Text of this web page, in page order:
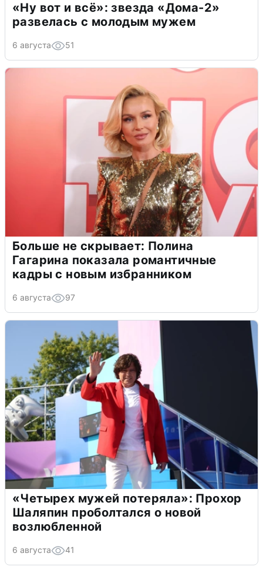
«Ну вот и всё»: звезда «Дома-2»
развелась с молодым мужем
6 августа 51
Больше не скрывает: Полина
Гагарина показала романтичные
кадры с новым избранником
6 августа 97
«Четырех мужей потеряла»: Прохор
Шаляпин проболтался о новой
возлюбленной
6 августа 41